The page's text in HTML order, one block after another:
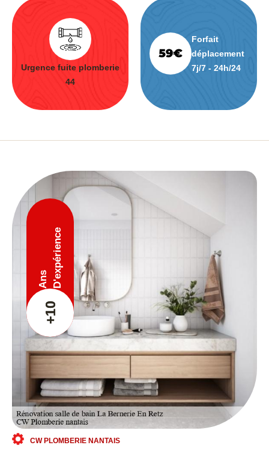
Urgence fuite plomberie
44
Forfait
déplacement
7j/7 - 24h/24
+10
Ans D'expérience
CW PLOMBERIE NANTAIS